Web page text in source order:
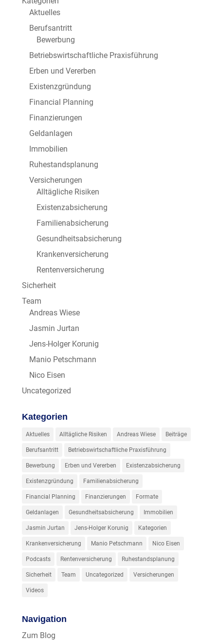
Aktuelles
Berufsantritt
Bewerbung
Betriebswirtschaftliche Praxisführung
Erben und Vererben
Existenzgründung
Financial Planning
Finanzierungen
Geldanlagen
Immobilien
Ruhestandsplanung
Versicherungen
Alltägliche Risiken
Existenzabsicherung
Familienabsicherung
Gesundheitsabsicherung
Krankenversicherung
Rentenversicherung
Sicherheit
Team
Andreas Wiese
Jasmin Jurtan
Jens-Holger Korunig
Manio Petschmann
Nico Eisen
Uncategorized
Kategorien
Aktuelles Alltägliche Risiken Andreas Wiese Beiträge
Berufsantritt Betriebswirtschaftliche Praxisführung
Bewerbung Erben und Vererben Existenzabsicherung
Existenzgründung Familienabsicherung
Financial Planning Finanzierungen Formate
Geldanlagen Gesundheitsabsicherung Immobilien
Jasmin Jurtan Jens-Holger Korunig Kategorien
Krankenversicherung Manio Petschmann Nico Eisen
Podcasts Rentenversicherung Ruhestandsplanung
Sicherheit Team Uncategorized Versicherungen
Videos
Navigation
Zum Blog